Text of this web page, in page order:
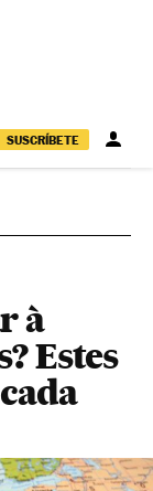
SUSCRÍBETE
à
Estes